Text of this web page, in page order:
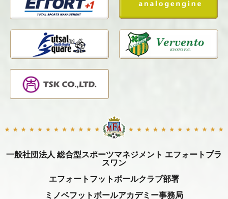
一般社団法人 総合型スポーツマネジメント エフォートプラ
スワン
エフォートフットボールクラブ部署
ミノベフットボールアカデミー事務局